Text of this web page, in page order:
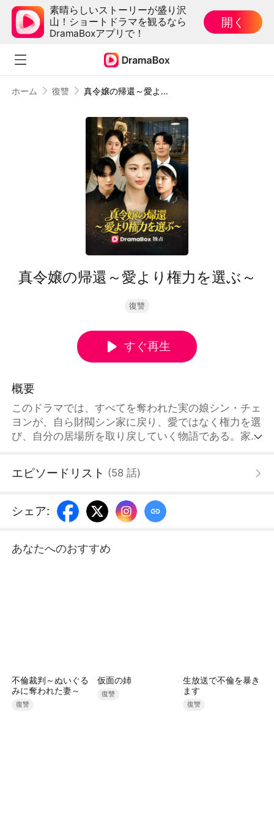
素晴らしいストーリーが盛り沢
山！ショートドラマを観るなら
DramaBoxアプリで！
開く
ホーム 復讐 真令嬢の帰還～愛より権力を選ぶ～
真令嬢の帰還～愛より権力を選ぶ～
復讐
すぐ再生
概要
このドラマでは、すべてを奪われた実の娘シン・チェ
ヨンが、自ら財閥シン家に戻り、愛ではなく権力を選
び、自分の居場所を取り戻していく物語である。家
エピソードリスト (58 話)
シェア:
あなたへのおすすめ
不倫裁判～ぬいぐる
みに奪われた妻～
復讐
仮面の姉
復讐
生放送で不倫を暴き
ます
復讐